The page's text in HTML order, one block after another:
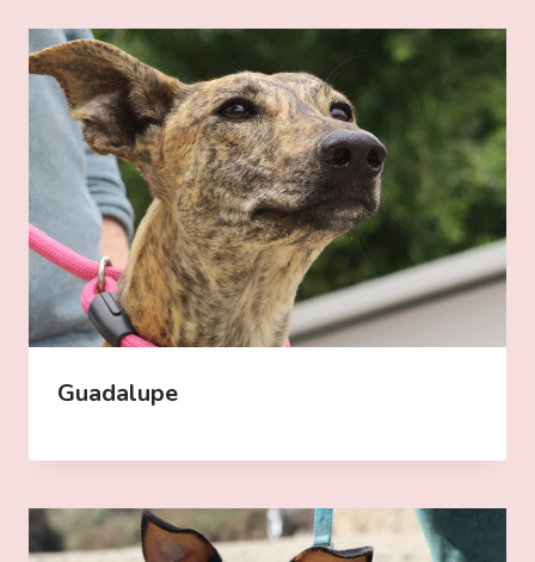
Guadalupe